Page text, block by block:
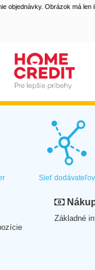
objednávky. Obrázok má len
Sieť dodávateľov
Základné